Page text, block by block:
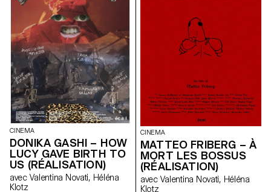
CINEMA
DONIKA GASHI – HOW
LUCY GAVE BIRTH TO
US (RÉALISATION)
avec Valentina Novati, Héléna
Klotz
CINEMA
MATTEO FRIBERG – À
MORT LES BOSSUS
(RÉALISATION)
avec Valentina Novati, Héléna
Klotz